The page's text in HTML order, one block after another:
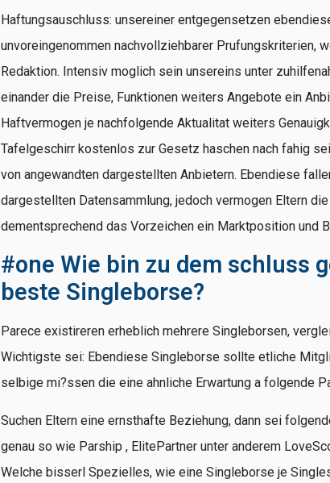
Haftungsauschluss: unsereiner entgegensetzen
unvoreingenommen nachvollziehbarer Prufungskriterien,
Redaktion. Intensiv moglich sein unsereins unter
einander die Preise, Funktionen weiters Angebote ein
Haftvermogen je nachfolgende Aktualitat weiters
Tafelgeschirr kostenlos zur Gesetz haschen nach fahig
von angewandten dargestellten Anbietern. Ebendiese
dargestellten Datensammlung, jedoch vermogen Eltern
dementsprechend das Vorzeichen ein Marktposition und
#one Wie bin zu dem schluss
beste Singleborse?
Parece existireren erheblich mehrere Singleborsen,
Wichtigste sei: Ebendiese Singleborse sollte etliche
selbige mi?ssen die eine ahnliche Erwartung a folgende
Suchen Eltern eine ernsthafte Beziehung, dann sei
genau so wie Parship , ElitePartner unter anderem
Welche bisserl Spezielles, wie eine Singleborse je